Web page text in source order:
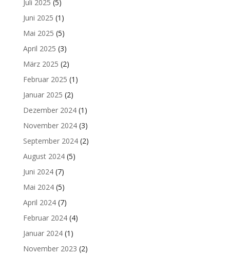
Juli 2025 (5)
Juni 2025 (1)
Mai 2025 (5)
April 2025 (3)
März 2025 (2)
Februar 2025 (1)
Januar 2025 (2)
Dezember 2024(1)
November 2024(3)
September 2024(2)
August 2024(5)
Juni 2024(7)
Mai 2024(5)
April 2024(7)
Februar 2024(4)
Januar 2024(1)
November 2023 (2)